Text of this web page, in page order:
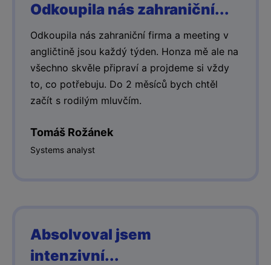
Odkoupila nás zahraniční...
Odkoupila nás zahraniční firma a meeting v
angličtině jsou každý týden. Honza mě ale na
všechno skvěle připraví a projdeme si vždy
to, co potřebuju. Do 2 měsíců bych chtěl
začít s rodilým mluvčím.
Tomáš Rožánek
Systems analyst
Absolvoval jsem
intenzivní...